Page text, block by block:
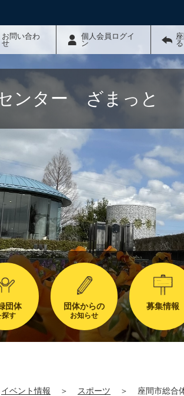
お問い合わ
せ
個人会員ログイ
ン
る
ンター ざまっと
団体
探す
団体からの
お知らせ
募集情報
イベント情報 ＞ スポーツ ＞ 座間市総合